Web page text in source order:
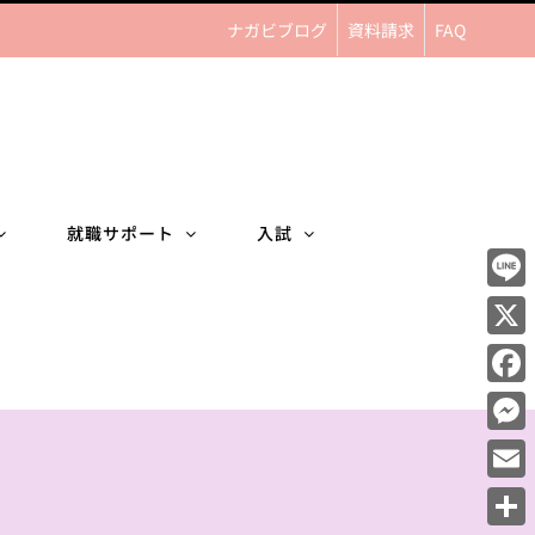
ナガビブログ 資料請求 FAQ
就職サポート 入試
Line
X
Email